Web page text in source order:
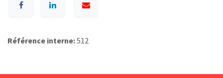
Référence interne:512